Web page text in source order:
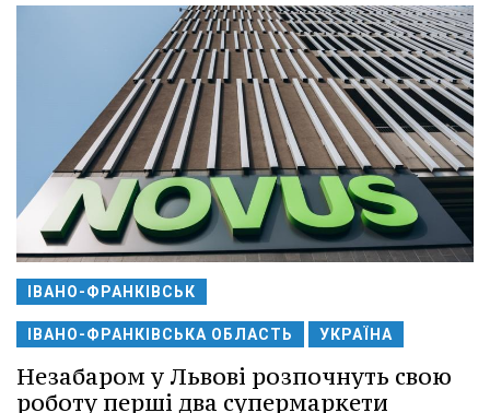
ІВАНО-ФРАНКІВСЬК
ІВАНО-ФРАНКІВСЬКА ОБЛАСТЬ УКРАЇНА
Незабаром у Львові розпочнуть свою
роботу перші два супермаркети